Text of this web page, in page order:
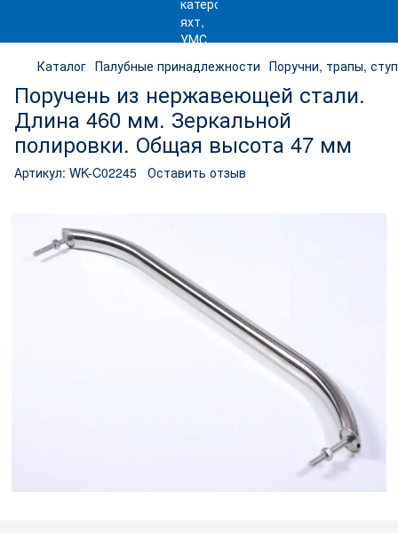
Каталог Палубные принадлежности Поручни, трапы,
Поручень из нержавеющей стали.
Длина 460 мм. Зеркальной
полировки. Общая высота 47 мм
Артикул: WK-C02245 Оставить отзыв